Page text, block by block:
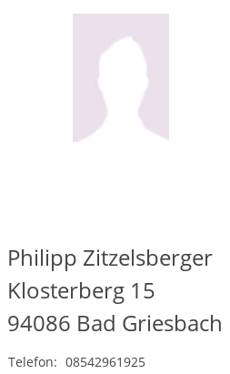
Philipp Zitzelsberger
Klosterberg 15
94086 Bad Griesbach
Telefon: 08542961925